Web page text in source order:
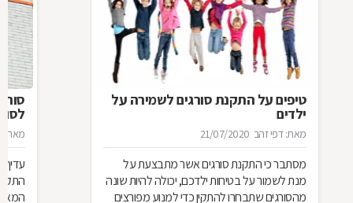
טיפים על התקנת סורגים לשמירה על
ילדים
מאת: דפי זהב 21/07/2020
מסתבר כי התקנת סורגים אשר מתבצעת על
מנת לשמור על בטיחות ילדכם, יכולה להיות שונה
מהסורגים שתבחרו להתקין כדי למנוע מפורצים
מאת: